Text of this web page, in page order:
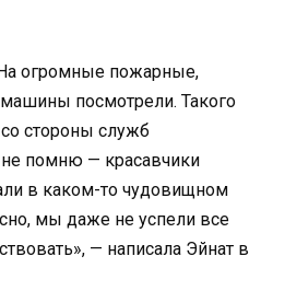
огромные пожарные,
посмотрели. Такого
стороны служб
не помню — красавчики
в каком-то чудовищном
мы даже не успели все
— написала Эйнат в